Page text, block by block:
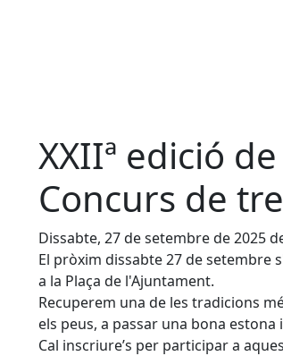
XXIIª edició
Concurs de
Dissabte, 27 de setembre de 2025
El pròxim dissabte 27 de setembre
a la Plaça de l'Ajuntament.
Recuperem una de les tradicions
els peus, a passar una bona
Cal inscriure’s per participar a